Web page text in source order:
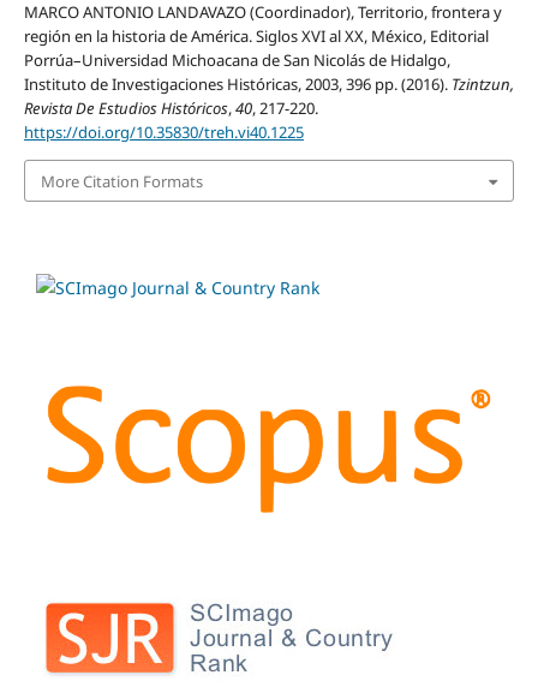
MARCO ANTONIO LANDAVAZO (Coordinador), Territorio, frontera y
región en la historia de América. Siglos XVI al XX, México, Editorial
Porrúa–Universidad Michoacana de San Nicolás de Hidalgo,
Instituto de Investigaciones Históricas, 2003, 396 pp. (2016). Tzintzun,
Revista De Estudios Históricos,40, 217-220.
https://doi.org/10.35830/treh.vi40.1225
More Citation Formats